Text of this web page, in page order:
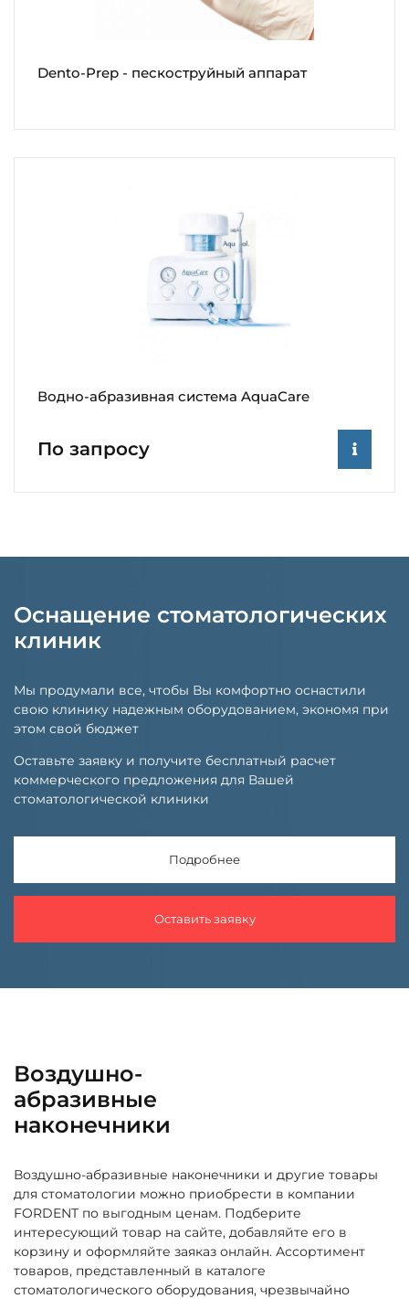
Dento-Prep - пескоструйный аппарат
Водно-абразивная система AquaCare
По запросу
Оснащение стоматологических
клиник
Мы продумали все, чтобы Вы комфортно оснастили
свою клинику надежным оборудованием, экономя при
этом свой бюджет
Оставьте заявку и получите бесплатный расчет
коммерческого предложения для Вашей
стоматологической клиники
Подробнее
Оставить заявку
Воздушно-
абразивные
наконечники
Воздушно-абразивные наконечники и другие товары
для стоматологии можно приобрести в компании
FORDENT по выгодным ценам. Подберите
интересующий товар на сайте, добавляйте его в
корзину и оформляйте заяказ онлайн. Ассортимент
товаров, представленный в каталоге
стоматологического оборудования, чрезвычайно